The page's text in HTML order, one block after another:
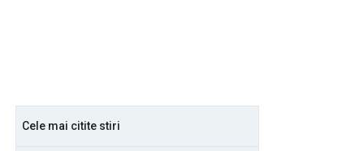
Cele mai citite stiri